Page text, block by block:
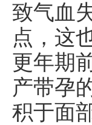
致气血
点，这
更年期
产带孕
积于面